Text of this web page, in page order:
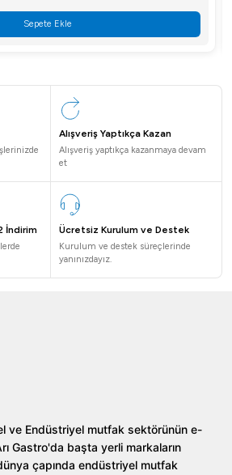
Sepete Ekle
Alışveriş Yaptıkça Kazan
Alışveriş yaptıkça kazanmaya devam
et
İndirim Ücretsiz Kurulum ve Destek
Kurulum ve destek süreçlerinde
yanınızdayız.
ve Endüstriyel mutfak sektörünün e-
Gastro'da başta yerli markaların
çapında endüstriyel mutfak